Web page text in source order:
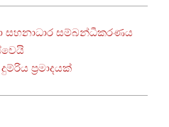
සහනාධාර සම්බන්ධීකරණය
ප්‍රමාදයක්